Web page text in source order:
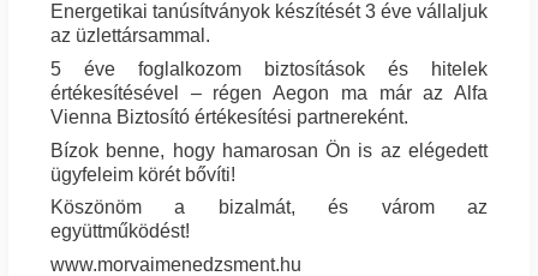
Energetikai tanúsítványok készítését 3 éve vállaljuk
az üzlettársammal.
5 éve foglalkozom biztosítások és hitelek
értékesítésével – régen Aegon ma már az Alfa
Vienna Biztosító értékesítési partnereként.
Bízok benne, hogy hamarosan Ön is az elégedett
ügyfeleim körét bővíti!
Köszönöm a bizalmát, és várom az
együttműködést!
www.morvaimenedzsment.hu